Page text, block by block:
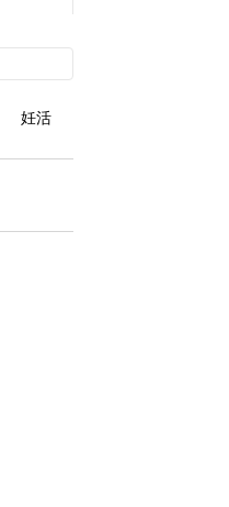
妊活